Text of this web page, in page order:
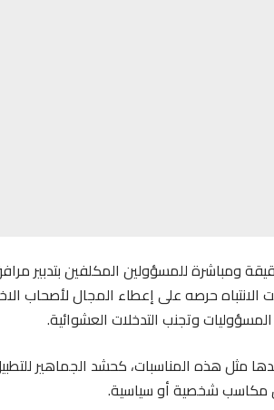
ومباشرة للمسؤولين المكلفين بتدبير
الانتباه حرصه على إعطاء المجال لأصحاب
وتجنب التدخلات العشوائية.
مثل هذه المناسبات، كحشد الجماهير
مكاسب شخصية أو سياسية.